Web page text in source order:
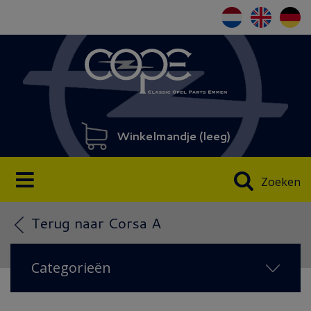
Winkelmandje (leeg)
Zoeken
Terug naar Corsa A
Categorieën
NIEUW IN 2026(108)